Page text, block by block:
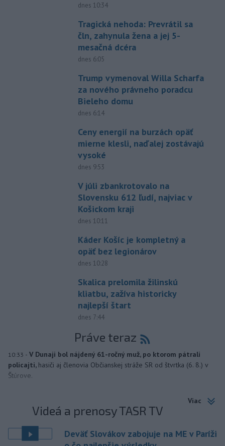
dnes 10:34
Tragická nehoda: Prevrátil sa
čln, zahynula žena a jej 5-
mesačná dcéra
dnes 6:05
Trump vymenoval Willa Scharfa
za nového právneho poradcu
Bieleho domu
dnes 6:14
Ceny energií na burzách opäť
mierne klesli, naďalej zostávajú
vysoké
dnes 9:53
V júli zbankrotovalo na
Slovensku 612 ľudí, najviac v
Košickom kraji
dnes 10:11
Káder Košíc je kompletný a
opäť bez legionárov
dnes 10:28
Skalica prelomila žilinskú
kliatbu, zažíva historicky
najlepší štart
dnes 7:44
Práve teraz
10:33 - V Dunaji bol nájdený 61-ročný muž, po ktorom pátrali
policajti, hasiči aj členovia Občianskej stráže SR od štvrtka (6. 8.) v
Štúrove.
Viac
Videá a prenosy TASR TV
Deväť Slovákov zabojuje na ME v Paríži